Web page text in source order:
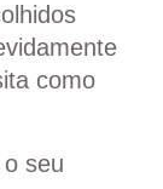
como
seu